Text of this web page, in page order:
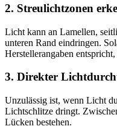
2. Streulichtzonen
Licht kann an Lamellen,
unteren Rand eindringen.
Herstellerangaben
3. Direkter
Unzulässig ist, wenn Licht
Lichtschlitze dringt.
Lücken bestehen.